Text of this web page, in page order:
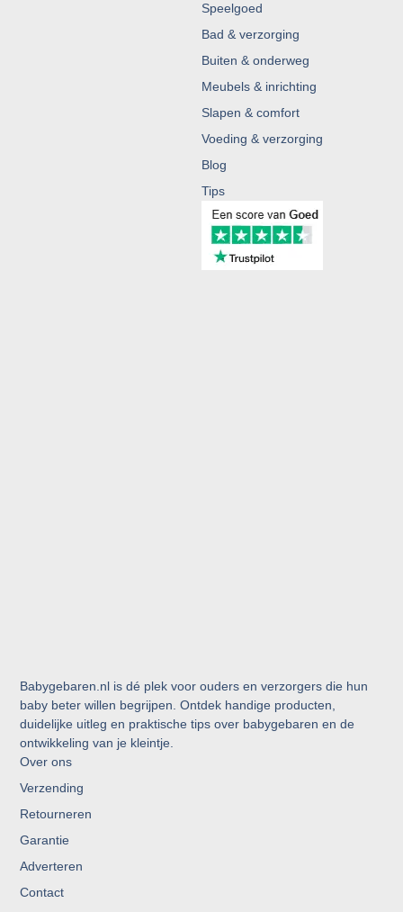
Babygebaren.nl is dé plek voor ouders en verzorgers die hun
baby beter willen begrijpen. Ontdek handige producten,
duidelijke uitleg en praktische tips over babygebaren en de
ontwikkeling van je kleintje.
Over ons
Verzending
Retourneren
Garantie
Adverteren
Contact
Speelgoed
Bad & verzorging
Buiten & onderweg
Meubels & inrichting
Slapen & comfort
Voeding & verzorging
Blog
Tips